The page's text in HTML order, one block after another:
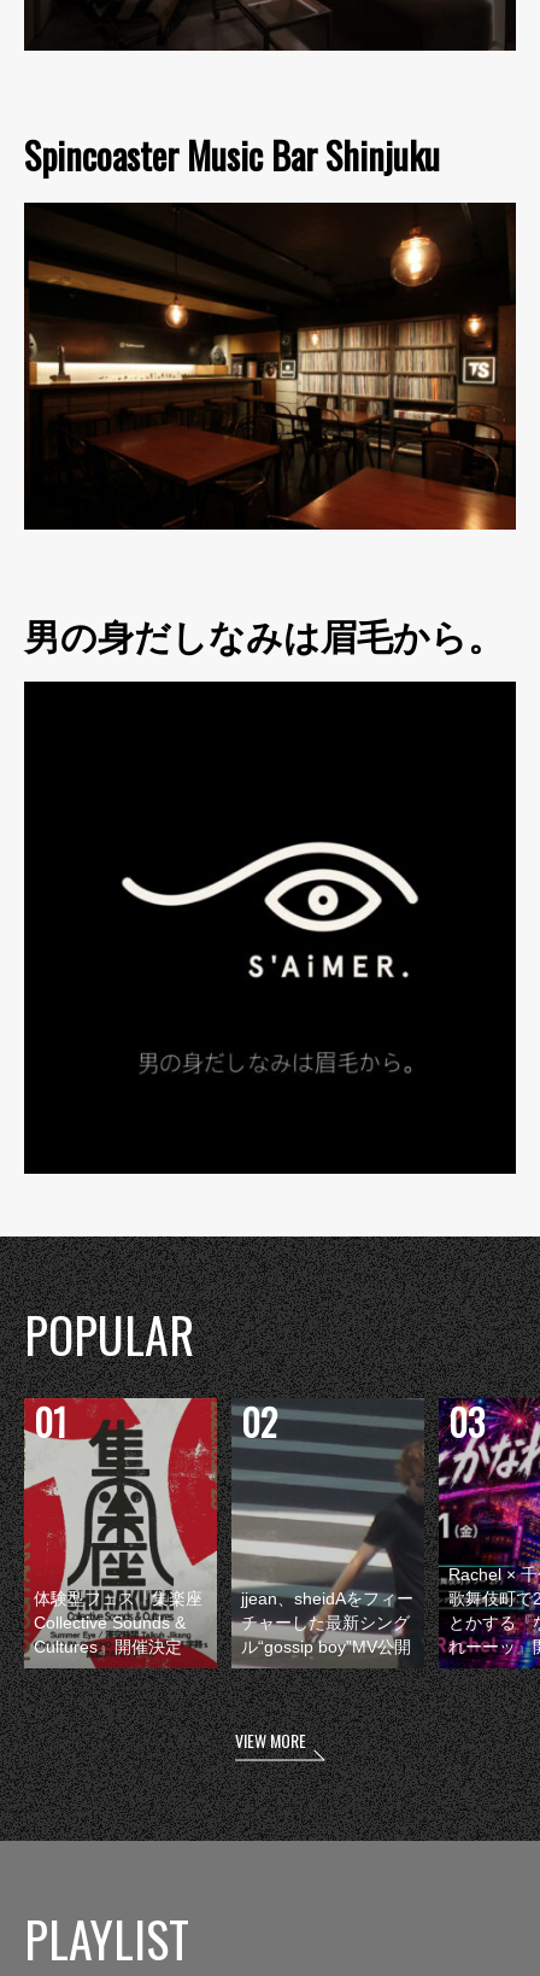
Spincoaster Music Bar Shinjuku
男の身だしなみは眉毛から。
POPULAR
体験型フェス『集楽座
Collective Sounds &
Cultures』開催決定
jjean、sheidAをフィー
チャーした最新シング
ル“gossip boy”MV公開
Rachel ×
歌舞伎町で
とかする『
れーーッ』
VIEW MORE
PLAYLIST